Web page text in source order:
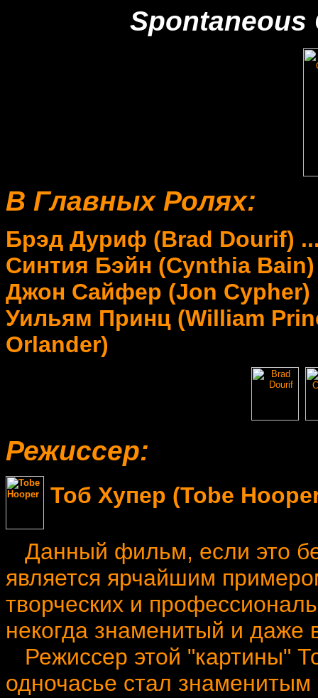
Spontaneous
В Главных Ролях:
Брэд Дуриф (Brad Dourif)
Синтия Бэйн (Cynthia
Джон Сайфер (Jon Cypher)
Уильям Принц (William
Orlander)
Режиссер:
Тоб Хупер (Tobe
Данный фильм, если это
является ярчайшим
творческих и
некогда знаменитый и даже
Режиссер этой "картины"
одночасье стал знаменитым